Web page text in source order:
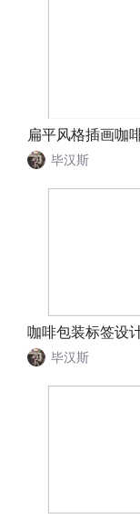
毕汉斯
毕汉斯